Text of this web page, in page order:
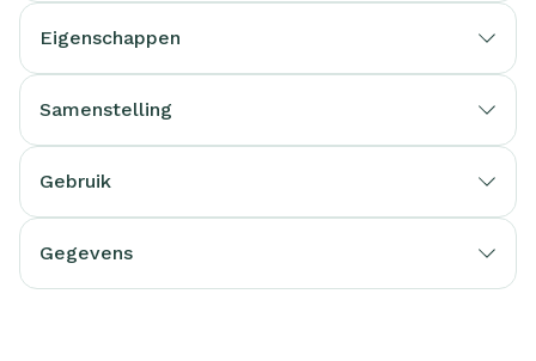
Eigenschappen
Samenstelling
Gebruik
Gegevens